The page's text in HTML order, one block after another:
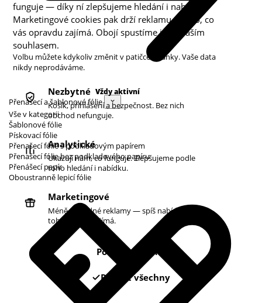
Přenášecí a šablonové fólie
Vše v kategorii
Šablonové fólie
Pískovací fólie
Přenašecí fólie s podkladovým papírem
Přenašecí fólie bez podkladového papíru
Přenášecí papír
Oboustranně lepicí fólie
funguje — díky ní zlepšujeme hledání i nabídku.
Marketingové cookies pak drží reklamu u toho, co
vás opravdu zajímá. Obojí spustíme jen s vaším
souhlasem.
Volbu můžete kdykoliv změnit v patičce stránky. Vaše data
nikdy neprodáváme.
Nezbytné Vždy aktivní
Košík, přihlášení a bezpečnost. Bez nich
obchod nefunguje.
Analytické
Ukazují nám, co funguje. Zlepšujeme podle
toho hledání i nabídku.
Marketingové
Méně náhodné reklamy — spíš nabídky podle
toho, co vás zajímá.
Pouze nezbytné
Povolit všechny